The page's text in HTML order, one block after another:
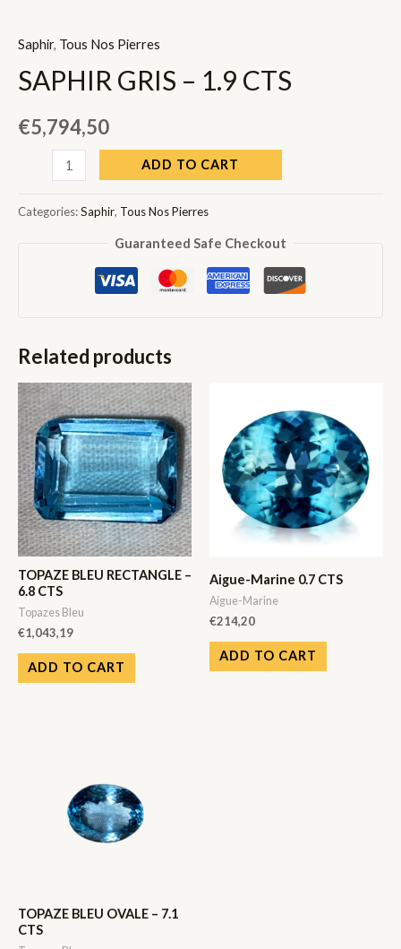
Saphir, Tous Nos Pierres
SAPHIR GRIS – 1.9 CTS
€5,794,50
-
ADD TO CART
Categories:Saphir, Tous Nos Pierres
Guaranteed Safe Checkout
Related products
TOPAZE BLEU RECTANGLE –
6.8 CTS
Topazes Bleu
€1,043,19
ADD TO CART
Aigue-Marine 0.7 CTS
Aigue-Marine
€214,20
ADD TO CART
TOPAZE BLEU OVALE – 7.1
CTS